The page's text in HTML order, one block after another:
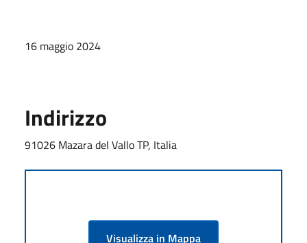
16 maggio 2024
Indirizzo
91026 Mazara del Vallo TP, Italia
Visualizza in Mappa